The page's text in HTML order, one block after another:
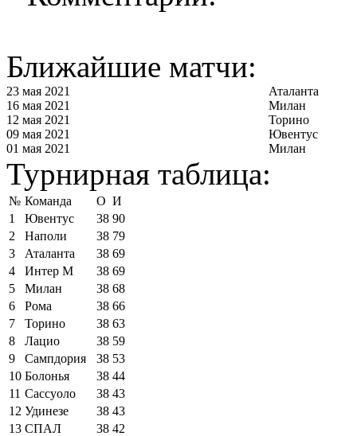
Ближайшие матчи:
23 мая 2021
Аталанта
16 мая 2021
Милан
12 мая 2021
Торино
09 мая 2021
Ювентус
01 мая 2021
Милан
Турнирная таблица:
№ Команда О И
1
Ювентус 38 90
2
Наполи 38 79
3
Аталанта 38 69
4
Интер М 38 69
5
Милан 38 68
6
Рома 38 66
7
Торино 38 63
8
Лацио 38 59
9
Сампдория 38 53
10 Болонья 38 44
11 Сассуоло 38 43
12 Удинезе 38 43
13 СПАЛ 38 42